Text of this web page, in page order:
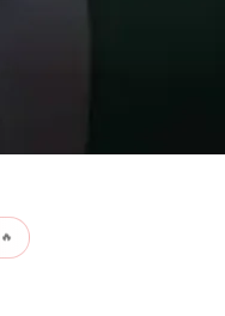
🔥